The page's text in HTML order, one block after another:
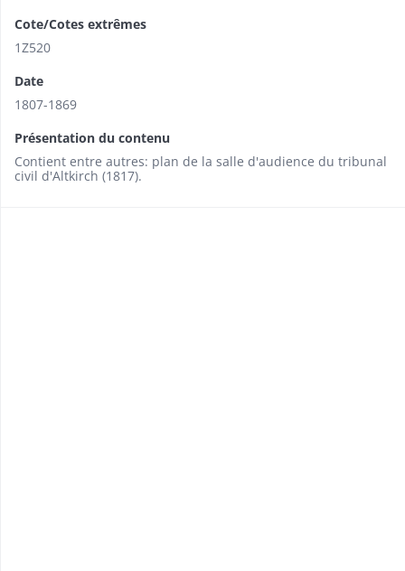
Cote/Cotes extrêmes
1Z520
Date
1807-1869
Présentation du contenu
Contient entre autres: plan de la salle d'audience du tribunal
civil d'Altkirch (1817).